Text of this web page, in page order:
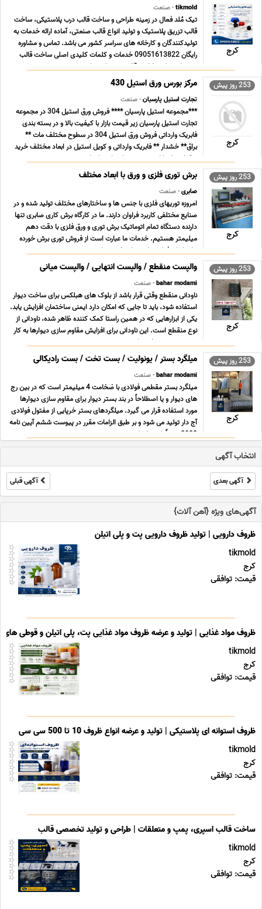
کرج
tikmold- صنعت
تیک مُلد فعال در زمینه طراحی و ساخت قالب درب پلاستیکی، ساخت
قالب تزریق پلاستیک و تولید انواع قالب صنعتی، آماده ارائه خدمات به
تولیدکنندگان و کارخانه های سراسر کشور می باشد. تماس و مشاوره
رایگان 09051613822 خدمات و کلمات کلیدی اصلی ساخت قالب
درب پلاستیکی طراحی قالب درب پلاستیکی س ... ...
253 روز پیش
کرج
مرکز بورس ورق استیل 430
تجارت استیل پارسیان- صنعت
***مجموعه استیل پارسیان **** فروش ورق استیل 304 در مجموعه
تجارت استیل پارسیان زیر قیمت بازار با کیفیت بالا و در بسته بندی
فابریک وارداتی فروش ورق استیل 304 در سطوح مختلف مات **
براق** خشدار ** فابریک وارداتی و کویل استیل در ابعاد مختلف خرید
ورق استیل را از مجموعه تجارت استیل پارس ... ...
253 روز پیش
کرج
برش توری فلزی و ورق با ابعاد مختلف
صابری- صنعت
امروزه توریهای فلزی با جنس ها و ساختارهای مختلف تولید شده و در
صنایع مختلفی کاربرد فراوان دارند. ما در کارگاه برش کاری صابری تنها
دارنده دستگاه تمام اتوماتیک برش توری و ورق فلزی با دقت دهم
میلیمتر هستیم. خدمات ما عبارت است از فروش توری برش خورده
برای انواع فیلتر های هوای خودروهای ... ...
253 روز پیش
کرج
والپست منقطع / والپست انتهایی / والپست میانی
bahar modami- صنعت
ناودانی منقطع وقتی قرار باشد از بلوک های هبلکس برای ساخت دیوار
استفاده شود، باید تا جایی که امکان دارد ایمنی ساختمان افزایش یابد.
یکی از ابزارهایی که در همین راستا کمک کننده ظاهر شده، ناودانی از
نوع منقطع است. این ناودانی برای افزایش مقاوم سازی دیوارها به کار
برده می شود. برخی ها ... ...
253 روز پیش
کرج
میلگرد بستر / یونولیت / بست تخت / بست رادیکالی
bahar modami- صنعت
میلگرد بستر مقطعی فولادی با ضخامت 4 میلیمتر است که در بین رج
های دیوار و یا اصطلاحاً در بند بستر دیوار برای مقاوم سازی دیوارها
مورد استفاده قرار می گیرد. میلگردهای بستر خرپایی از مفتول فولادی
آج دار تولید می شود و بر طبق الزامات مقرر در پیوست ششم آیین نامه
2800 حتماً باید مفتول ه ... ...
انتخاب آگهی
آگهی بعدی آگهی قبلی
آگهی‌های ویژه {آهن آلات}
ظروف دارویی | تولید ظروف دارویی پت و پلی اتیلن
tikmold
کرج
قیمت: توافقی
ظروف مواد غذایی | تولید و عرضه ظروف مواد غذایی پت، پلی اتیلن و قوطی های
tikmold
کرج
قیمت: توافقی
ظروف استوانه ای پلاستیکی | تولید و عرضه انواع ظروف 10 تا 500 سی سی
tikmold
کرج
قیمت: توافقی
ساخت قالب اسپری، پمپ و متعلقات | طراحی و تولید تخصصی قالب
tikmold
کرج
قیمت: توافقی